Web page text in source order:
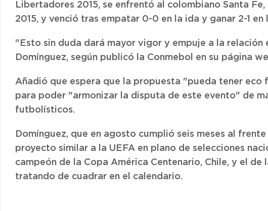
Libertadores 2015, se enfrentó al colombiano Santa
2015, y venció tras empatar 0-0 en la ida y ganar 2-1 en
"Esto sin duda dará mayor vigor y empuje a la relación
Domínguez, según publicó la Conmebol en su página
Añadió que espera que la propuesta "pueda tener eco
para poder "armonizar la disputa de este evento" de
futbolísticos.
Domínguez, que en agosto cumplió seis meses al
proyecto similar a la UEFA en plano de selecciones
campeón de la Copa América Centenario, Chile, y el
tratando de cuadrar en el calendario.